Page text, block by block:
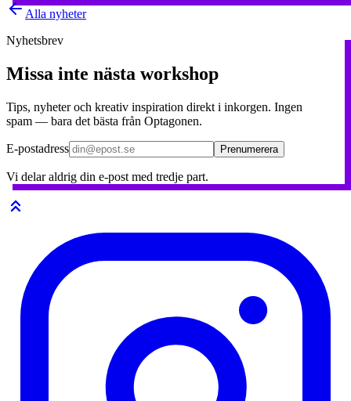
Alla nyheter
Nyhetsbrev
Missa inte nästa workshop
Tips, nyheter och kreativ inspiration direkt i inkorgen. Ingen
spam — bara det bästa från Optagonen.
E-postadress Prenumerera
Vi delar aldrig din e-post med tredje part.